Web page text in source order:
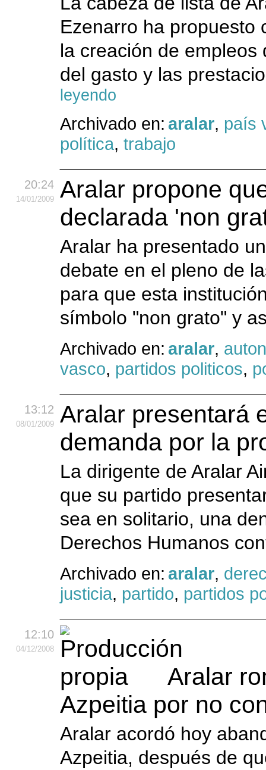
Ezenarro ha propuesto
la creación de
del gasto y las
leyendo
Archivado en: aralar, país
política, trabajo
20:24
14/01/2009
Aralar propone
declarada 'non
Aralar ha presentado
debate en el pleno de
para que esta
símbolo "non grato" y
Archivado en: aralar,
vasco, partidos politicos,
13:12
08/01/2009
Aralar presentará
demanda por la
La dirigente de Aralar
que su partido
sea en solitario, una
Derechos Humanos
Archivado en: aralar,
justicia, partido, partidos
12:10
04/12/2008
Aralar
Azpeitia por no
Aralar acordó hoy
Azpeitia, después de